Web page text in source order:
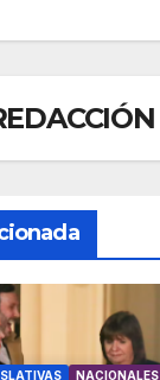
NACIONALES